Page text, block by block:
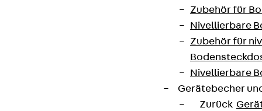
Zubehör für
Nivellierbare
Zubehör für
Nivellierbare
Gerätebecher
Zurück